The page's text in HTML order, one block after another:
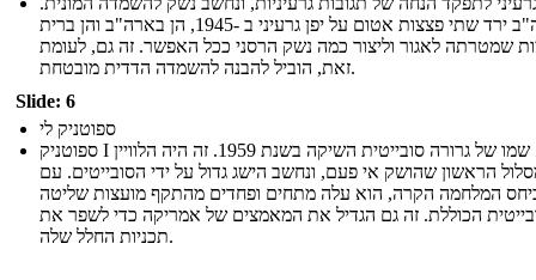
ארה"ב ירד שתי פצצות אטום על יפן גרעיני ב -1945, הן בארה"ב והן ברית
שמטרתה לאגור וליצור כמה נשק הרסני ככל האפשר. זה גם, לעומת
זאת, הוביל להבנה להשמדה הדדית מובטחת.
Slide: 6
ספוטניק לי
ספוטניק I הוא שמו של גרורה סובייטית השיקה בשנת 1959. זה היה הלוויין
הראשון שהושק אי פעם, ונחשב הישג גדול על ידי הסובייטים. עם
המלחמה הקרה, הוא עלה מתחים ופחדים מהתקף מועצות שליטה
הכוללת. זה גם הגדיל את המאמצים של אמריקה כדי לשפר את
תכניות החלל שלה.